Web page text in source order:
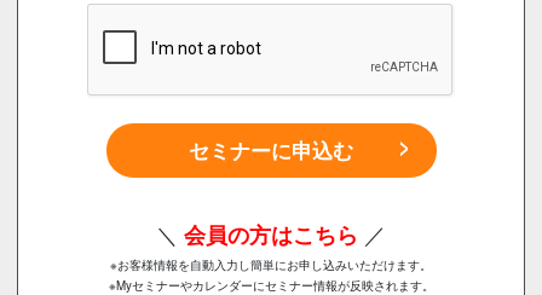
セミナーに申込む
＼ 会員の方はこちら ／
※お客様情報を自動入力し簡単にお申し込みいただけます。
※Myセミナーやカレンダーにセミナー情報が反映されます。